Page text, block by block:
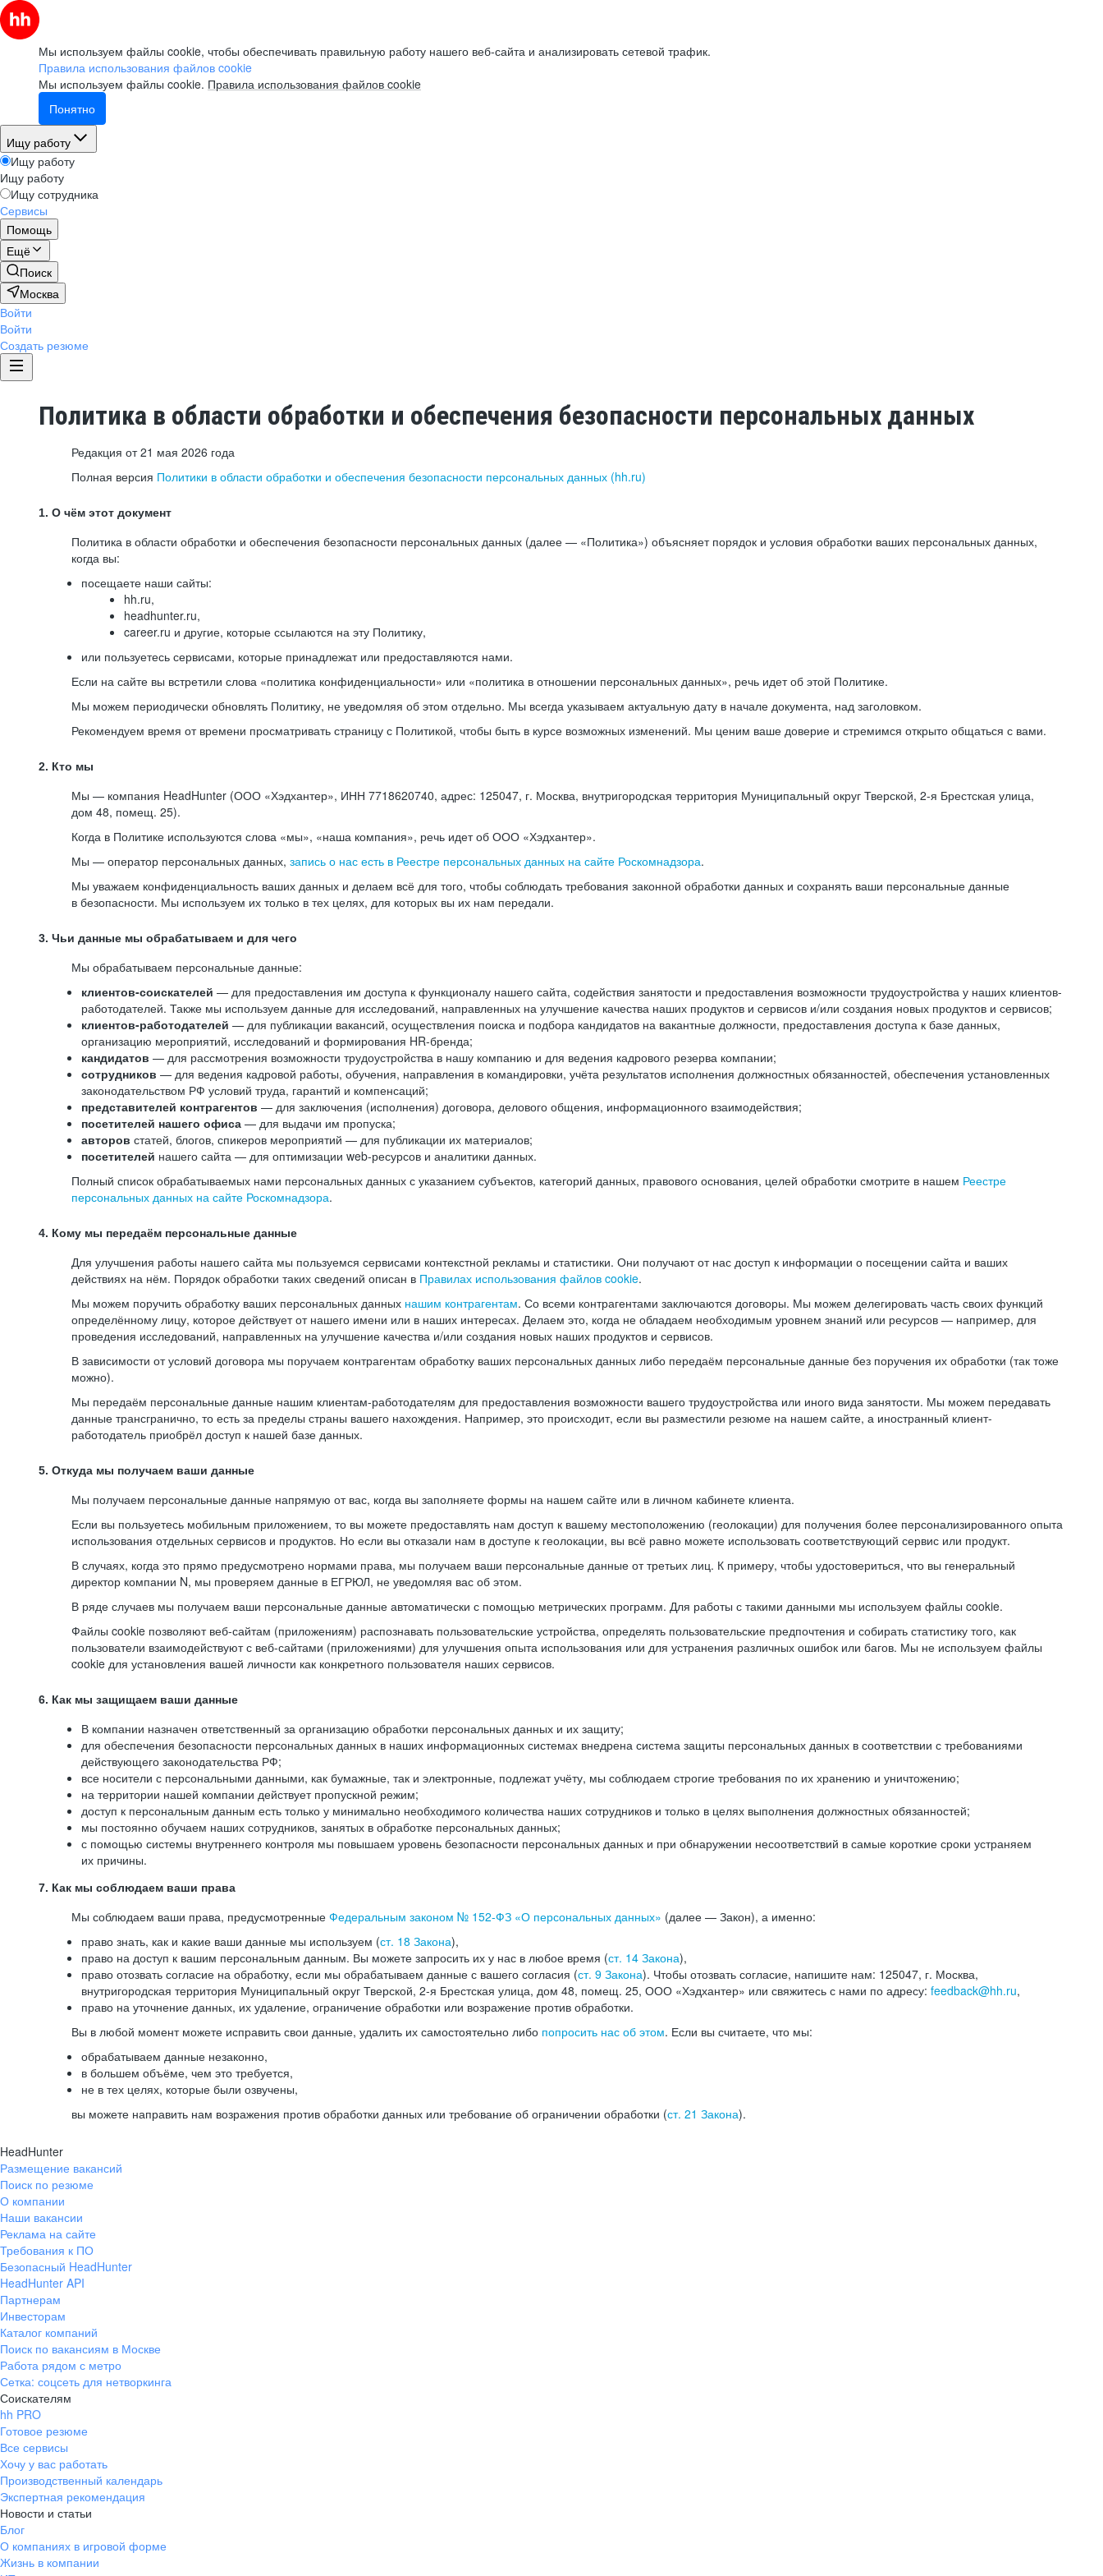
Мы используем файлы cookie, чтобы обеспечивать правильную работу нашего веб-сайта и анализировать сетевой трафик.
Правила использования файлов cookie
Мы используем файлы cookie. Правила использования файлов cookie
Понятно
Ищу работу
Ищу работу
Ищу работу
Ищу сотрудника
Сервисы
Помощь
Ещё
Поиск
Москва
Войти
Войти
Создать резюме
Политика в области обработки и обеспечения безопасности персональных данных
Редакция от 21 мая 2026 года
Полная версия Политики в области обработки и обеспечения безопасности персональных данных (hh.ru)
1. О чём этот документ
Политика в области обработки и обеспечения безопасности персональных данных (далее — «Политика») объясняет порядок и условия обработки ваших персональных данных,
когда вы:
посещаете наши сайты:
hh.ru,
headhunter.ru,
career.ru и другие, которые ссылаются на эту Политику,
или пользуетесь сервисами, которые принадлежат или предоставляются нами.
Если на сайте вы встретили слова «политика конфиденциальности» или «политика в отношении персональных данных», речь идет об этой Политике.
Мы можем периодически обновлять Политику, не уведомляя об этом отдельно. Мы всегда указываем актуальную дату в начале документа, над заголовком.
Рекомендуем время от времени просматривать страницу с Политикой, чтобы быть в курсе возможных изменений. Мы ценим ваше доверие и стремимся открыто общаться с вами.
2. Кто мы
Мы — компания HeadHunter (ООО «Хэдхантер», ИНН 7718620740, адрес: 125047, г. Москва, внутригородская территория Муниципальный округ Тверской, 2-я Брестская улица,
дом 48, помещ. 25).
Когда в Политике используются слова «мы», «наша компания», речь идет об ООО «Хэдхантер».
Мы — оператор персональных данных, запись о нас есть в Реестре персональных данных на сайте Роскомнадзора.
Мы уважаем конфиденциальность ваших данных и делаем всё для того, чтобы соблюдать требования законной обработки данных и сохранять ваши персональные данные
в безопасности. Мы используем их только в тех целях, для которых вы их нам передали.
3. Чьи данные мы обрабатываем и для чего
Мы обрабатываем персональные данные:
клиентов-соискателей — для предоставления им доступа к функционалу нашего сайта, содействия занятости и предоставления возможности трудоустройства у наших клиентов-
работодателей. Также мы используем данные для исследований, направленных на улучшение качества наших продуктов и сервисов и/или создания новых продуктов и сервисов;
клиентов-работодателей — для публикации вакансий, осуществления поиска и подбора кандидатов на вакантные должности, предоставления доступа к базе данных,
организацию мероприятий, исследований и формирования HR-бренда;
кандидатов — для рассмотрения возможности трудоустройства в нашу компанию и для ведения кадрового резерва компании;
сотрудников — для ведения кадровой работы, обучения, направления в командировки, учёта результатов исполнения должностных обязанностей, обеспечения установленных
законодательством РФ условий труда, гарантий и компенсаций;
представителей контрагентов — для заключения (исполнения) договора, делового общения, информационного взаимодействия;
посетителей нашего офиса — для выдачи им пропуска;
авторов статей, блогов, спикеров мероприятий — для публикации их материалов;
посетителей нашего сайта — для оптимизации web-ресурсов и аналитики данных.
Полный список обрабатываемых нами персональных данных с указанием субъектов, категорий данных, правового основания, целей обработки смотрите в нашем Реестре
персональных данных на сайте Роскомнадзора.
4. Кому мы передаём персональные данные
Для улучшения работы нашего сайта мы пользуемся сервисами контекстной рекламы и статистики. Они получают от нас доступ к информации о посещении сайта и ваших
действиях на нём. Порядок обработки таких сведений описан в Правилах использования файлов cookie.
Мы можем поручить обработку ваших персональных данных нашим контрагентам. Со всеми контрагентами заключаются договоры. Мы можем делегировать часть своих функций
определённому лицу, которое действует от нашего имени или в наших интересах. Делаем это, когда не обладаем необходимым уровнем знаний или ресурсов — например, для
проведения исследований, направленных на улучшение качества и/или создания новых наших продуктов и сервисов.
В зависимости от условий договора мы поручаем контрагентам обработку ваших персональных данных либо передаём персональные данные без поручения их обработки (так тоже
можно).
Мы передаём персональные данные нашим клиентам-работодателям для предоставления возможности вашего трудоустройства или иного вида занятости. Мы можем передавать
данные трансгранично, то есть за пределы страны вашего нахождения. Например, это происходит, если вы разместили резюме на нашем сайте, а иностранный клиент-
работодатель приобрёл доступ к нашей базе данных.
5. Откуда мы получаем ваши данные
Мы получаем персональные данные напрямую от вас, когда вы заполняете формы на нашем сайте или в личном кабинете клиента.
Если вы пользуетесь мобильным приложением, то вы можете предоставлять нам доступ к вашему местоположению (геолокации) для получения более персонализированного опыта
использования отдельных сервисов и продуктов. Но если вы отказали нам в доступе к геолокации, вы всё равно можете использовать соответствующий сервис или продукт.
В случаях, когда это прямо предусмотрено нормами права, мы получаем ваши персональные данные от третьих лиц. К примеру, чтобы удостовериться, что вы генеральный
директор компании N, мы проверяем данные в ЕГРЮЛ, не уведомляя вас об этом.
В ряде случаев мы получаем ваши персональные данные автоматически с помощью метрических программ. Для работы с такими данными мы используем файлы cookie.
Файлы cookie позволяют веб-сайтам (приложениям) распознавать пользовательские устройства, определять пользовательские предпочтения и собирать статистику того, как
пользователи взаимодействуют с веб-сайтами (приложениями) для улучшения опыта использования или для устранения различных ошибок или багов. Мы не используем файлы
cookie для установления вашей личности как конкретного пользователя наших сервисов.
6. Как мы защищаем ваши данные
В компании назначен ответственный за организацию обработки персональных данных и их защиту;
для обеспечения безопасности персональных данных в наших информационных системах внедрена система защиты персональных данных в соответствии с требованиями
действующего законодательства РФ;
все носители с персональными данными, как бумажные, так и электронные, подлежат учёту, мы соблюдаем строгие требования по их хранению и уничтожению;
на территории нашей компании действует пропускной режим;
доступ к персональным данным есть только у минимально необходимого количества наших сотрудников и только в целях выполнения должностных обязанностей;
мы постоянно обучаем наших сотрудников, занятых в обработке персональных данных;
с помощью системы внутреннего контроля мы повышаем уровень безопасности персональных данных и при обнаружении несоответствий в самые короткие сроки устраняем
их причины.
7. Как мы соблюдаем ваши права
Мы соблюдаем ваши права, предусмотренные Федеральным законом № 152-ФЗ «О персональных данных» (далее — Закон), а именно:
право знать, как и какие ваши данные мы используем (ст. 18 Закона),
право на доступ к вашим персональным данным. Вы можете запросить их у нас в любое время (ст. 14 Закона),
право отозвать согласие на обработку, если мы обрабатываем данные с вашего согласия (ст. 9 Закона). Чтобы отозвать согласие, напишите нам: 125047, г. Москва,
внутригородская территория Муниципальный округ Тверской, 2-я Брестская улица, дом 48, помещ. 25, ООО «Хэдхантер» или свяжитесь с нами по адресу: feedback@hh.ru,
право на уточнение данных, их удаление, ограничение обработки или возражение против обработки.
Вы в любой момент можете исправить свои данные, удалить их самостоятельно либо попросить нас об этом. Если вы считаете, что мы:
обрабатываем данные незаконно,
в большем объёме, чем это требуется,
не в тех целях, которые были озвучены,
вы можете направить нам возражения против обработки данных или требование об ограничении обработки (ст. 21 Закона).
HeadHunter
Размещение вакансий
Поиск по резюме
О компании
Наши вакансии
Реклама на сайте
Требования к ПО
Безопасный HeadHunter
HeadHunter API
Партнерам
Инвесторам
Каталог компаний
Поиск по вакансиям в Москве
Работа рядом с метро
Сетка: соцсеть для нетворкинга
Соискателям
hh PRO
Готовое резюме
Все сервисы
Хочу у вас работать
Производственный календарь
Экспертная рекомендация
Новости и статьи
Блог
О компаниях в игровой форме
Жизнь в компании